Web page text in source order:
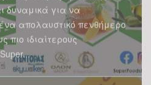
δυναμικά για να
απολαυστικό πενθήμερο
πιο ιδιαίτερους